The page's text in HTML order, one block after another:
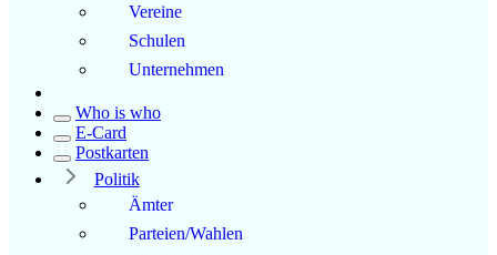
Vereine
Schulen
Unternehmen
Who is who
E-Card
Postkarten
Politik
Ämter
Parteien/Wahlen